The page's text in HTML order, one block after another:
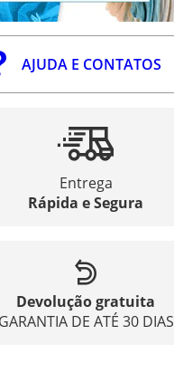
AJUDA E CONTATOS
Entrega
Rápida e Segura
Devolução gratuita
GARANTIA DE ATÉ 30 DIAS